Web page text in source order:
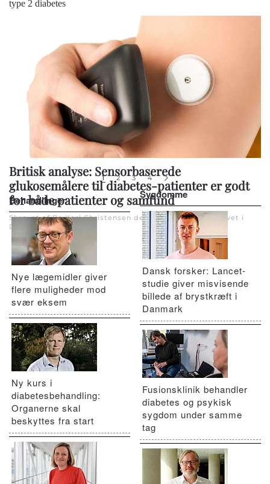
type 2 diabetes
Britisk analyse: Sensorbaserede
glukosemålere til diabetes-patienter er godt
for både patienter og samfund
Skrevet af Bo Karl Christensen den 29. april 2022. Skrevet i
Diabetes.
1 2 3 4
Behandlinger
Nye lægemidler giver
flere muligheder mod
svær eksem
Ny kurs i
diabetesbehandling:
Organerne skal
beskyttes fra start
Sygdomme
Dansk forsker: Lancet-
studie giver misvisende
billede af brystkræft i
Danmark
Fusionsklinik behandler
diabetes og psykisk
sygdom under samme
tag